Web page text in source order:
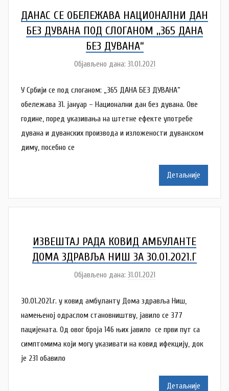
t
a
n
c
ДАНАС СЕ ОБЕЛЕЖАВА НАЦИОНАЛНИ ДАН
БЕЗ ДУВАНА ПОД СЛОГАНОМ ,,365 ДАНА
БЕЗ ДУВАНА“
Објављено дана: 31.01.2021
т
о
р
N
a
t
a
n
a
c
У Србији се под слоганом: „365 ДАНА БЕЗ ДУВАНА”
обележава 31. јануар – Национални дан без дувана. Ове
године, поред указивања на штетне ефекте употребе
дувана и дуванских производа и изложености дуванском
диму, посебно се
Детаљније
ИЗВЕШТАЈ РАДА КОВИД АМБУЛАНТE
ДОМА ЗДРАВЉА НИШ ЗA 30.01.2021.Г
Објављено дана: 31.01.2021
т
о
р
N
30.01.2021.г. у ковид амбуланту Дома здравља Ниш,
намењеној одраслом становништву, јавило се 377
пацијенaтa. Од овог броја 146 њих јавило се први пут са
симптомима који могу указивати на ковид ифекцију, док
је 231 обавило
Детаљније